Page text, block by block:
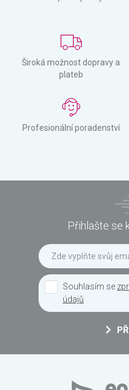
Široká možnost dopravy a
plateb
Profesionální poradenství
Přihlašte se
Souhlasím se
údajů